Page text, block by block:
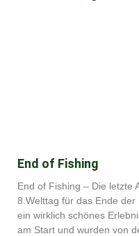
End of Fishing
End of Fishing – Die letzte
8.Welttag für das Ende
ein wirklich schönes
am Start und wurden von